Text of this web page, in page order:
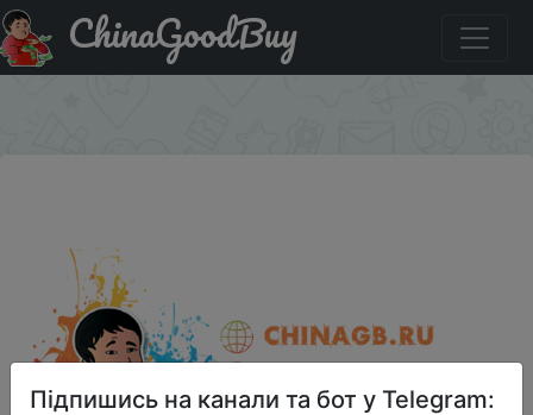
Придбати по акціи Xiaomi Mi TV Box 2GB RAM+ 8GB
ROM Official International Version
ChinaGoodBuy
Підпишись на канали та бот у Telegram: